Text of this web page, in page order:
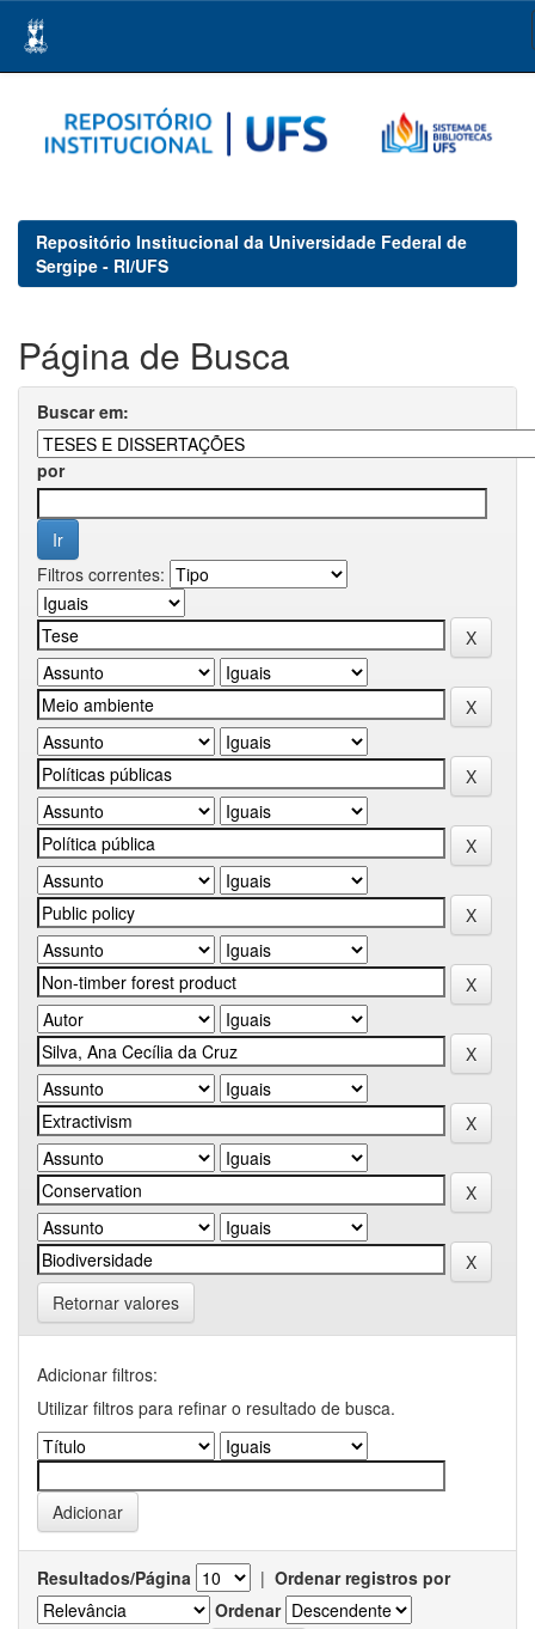
navigation
Repositório Institucional da Universidade Federal de
Sergipe - RI/UFS
Página de Busca
Buscar em:
por
Filtros correntes:
Retornar valores
Adicionar filtros:
Utilizar filtros para refinar o resultado de busca.
Resultados/Página | Ordenar registros por
Ordenar